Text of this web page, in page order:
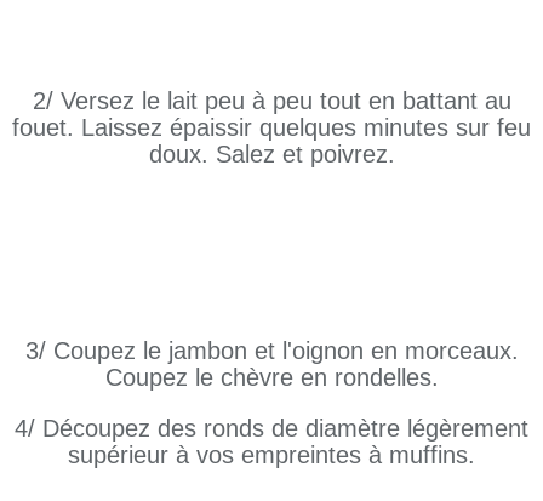
2/ Versez le lait peu à peu tout en battant au
fouet. Laissez épaissir quelques minutes sur feu
doux. Salez et poivrez.
3/ Coupez le jambon et l'oignon en morceaux.
Coupez le chèvre en rondelles.
4/ Découpez des ronds de diamètre légèrement
supérieur à vos empreintes à muffins.